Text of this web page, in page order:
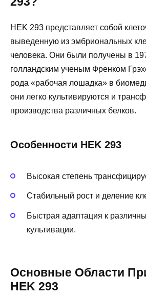
HEK 293 представляет собой
выведенную из эмбриональных
человека. Они были получены в
голландским ученым Френком
рода «рабочая лошадка» в
они легко культивируются и
производства различных белков.
Особенности HEK 293
Высокая степень
Стабильный рост и деление
Быстрая адаптация к
культивации.
Основные Области
HEK 293